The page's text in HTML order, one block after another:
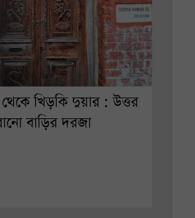
খিড়কি দুয়ার : উত্তর
বাড়ির দরজা